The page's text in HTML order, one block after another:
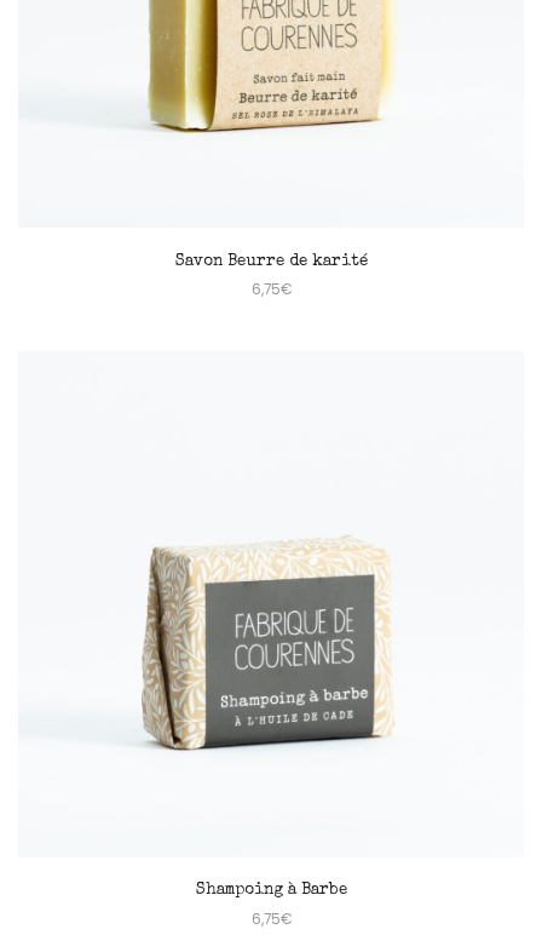
Savon Beurre de karité
6,75€
Shampoing à Barbe
6,75€